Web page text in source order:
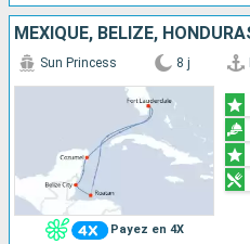
Payez en 4X
Sun Princess 8 j